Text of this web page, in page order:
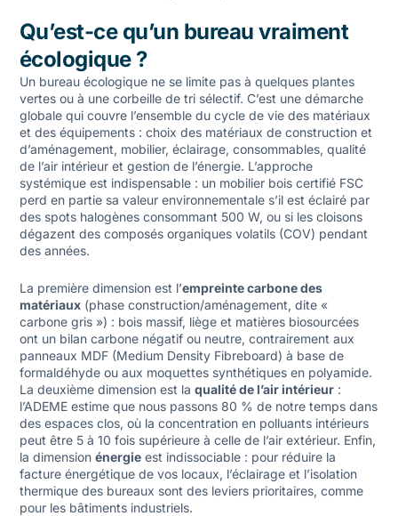
Qu’est-ce qu’un bureau vraiment
écologique ?
Un bureau écologique ne se limite pas à quelques plantes
vertes ou à une corbeille de tri sélectif. C’est une démarche
globale qui couvre l’ensemble du cycle de vie des matériaux
et des équipements : choix des matériaux de construction et
d’aménagement, mobilier, éclairage, consommables, qualité
de l’air intérieur et gestion de l’énergie. L’approche
systémique est indispensable : un mobilier bois certifié FSC
perd en partie sa valeur environnementale s’il est éclairé par
des spots halogènes consommant 500 W, ou si les cloisons
dégazent des composés organiques volatils (COV) pendant
des années.
La première dimension est l’empreinte carbone des
matériaux(phase construction/aménagement, dite «
carbone gris ») : bois massif, liège et matières biosourcées
ont un bilan carbone négatif ou neutre, contrairement aux
panneaux MDF (Medium Density Fibreboard) à base de
formaldéhyde ou aux moquettes synthétiques en polyamide.
La deuxième dimension est la qualité de l’air intérieur:
l’ADEME estime que nous passons 80 % de notre temps dans
des espaces clos, où la concentration en polluants intérieurs
peut être 5 à 10 fois supérieure à celle de l’air extérieur. Enfin,
la dimension énergieest indissociable : pour réduire la
facture énergétique de vos locaux, l’éclairage et l’isolation
thermique des bureaux sont des leviers prioritaires, comme
pour les bâtiments industriels.